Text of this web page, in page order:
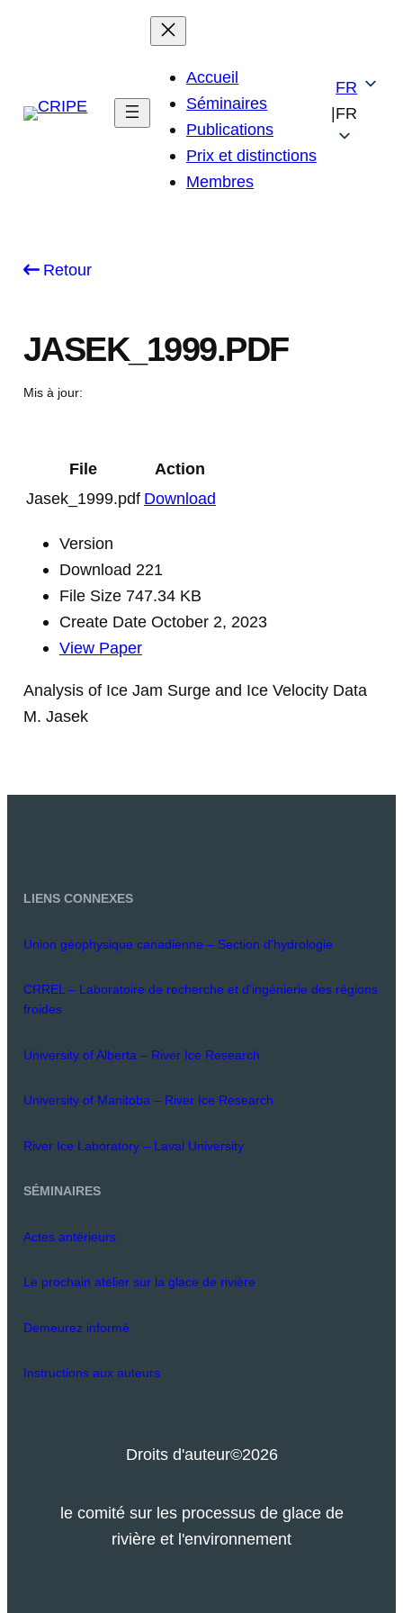
Accueil
Séminaires
Publications
Prix et distinctions
Membres
|
FR
FR
Retour
JASEK_1999.PDF
Mis à jour:
File
Action
Jasek_1999.pdf Download
Version
Download 221
File Size 747.34 KB
Create Date October 2, 2023
View Paper
Analysis of Ice Jam Surge and Ice Velocity Data
M. Jasek
LIENS CONNEXES
Union géophysique canadienne – Section d'hydrologie
CRREL – Laboratoire de recherche et d'ingénierie des régions
froides
University of Alberta – River Ice Research
University of Manitoba – River Ice Research
River Ice Laboratory – Laval University
SÉMINAIRES
Actes antérieurs
Le prochain atelier sur la glace de rivière
Demeurez informé
Instructions aux auteurs
Droits d'auteur©2026
le comité sur les processus de glace de
rivière et l'environnement